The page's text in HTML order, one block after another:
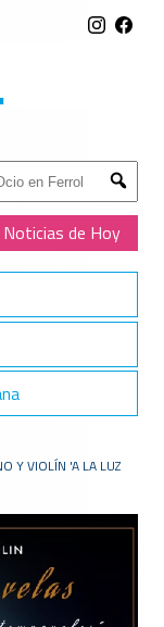
Submit
Noticias de Hoy
Y VIOLÍN 'A LA LUZ